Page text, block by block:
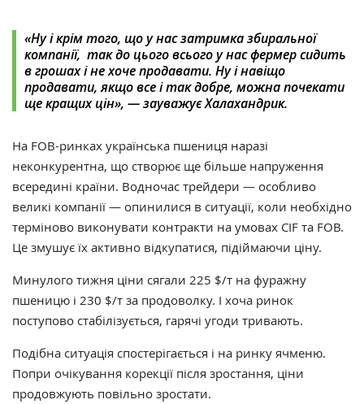
«Ну і крім того, що у нас затримка збиральної
компанії, так до цього всього у нас фермер сидить
в грошах і не хоче продавати. Ну і навіщо
продавати, якщо все і так добре, можна почекати
ще кращих цін», — зауважує Халахандрик.
На FOB-ринках українська пшениця наразі
неконкурентна, що створює ще більше напруження
всередині країни. Водночас трейдери — особливо
великі компанії — опинилися в ситуації, коли необхідно
терміново виконувати контракти на умовах CIF та FOB.
Це змушує їх активно відкупатися, підіймаючи ціну.
Минулого тижня ціни сягали 225 $/т на фуражну
пшеницю і 230 $/т за продоволку. І хоча ринок
поступово стабілізується, гарячі угоди тривають.
Подібна ситуація спостерігається і на ринку ячменю.
Попри очікування корекції після зростання, ціни
продовжують повільно зростати.